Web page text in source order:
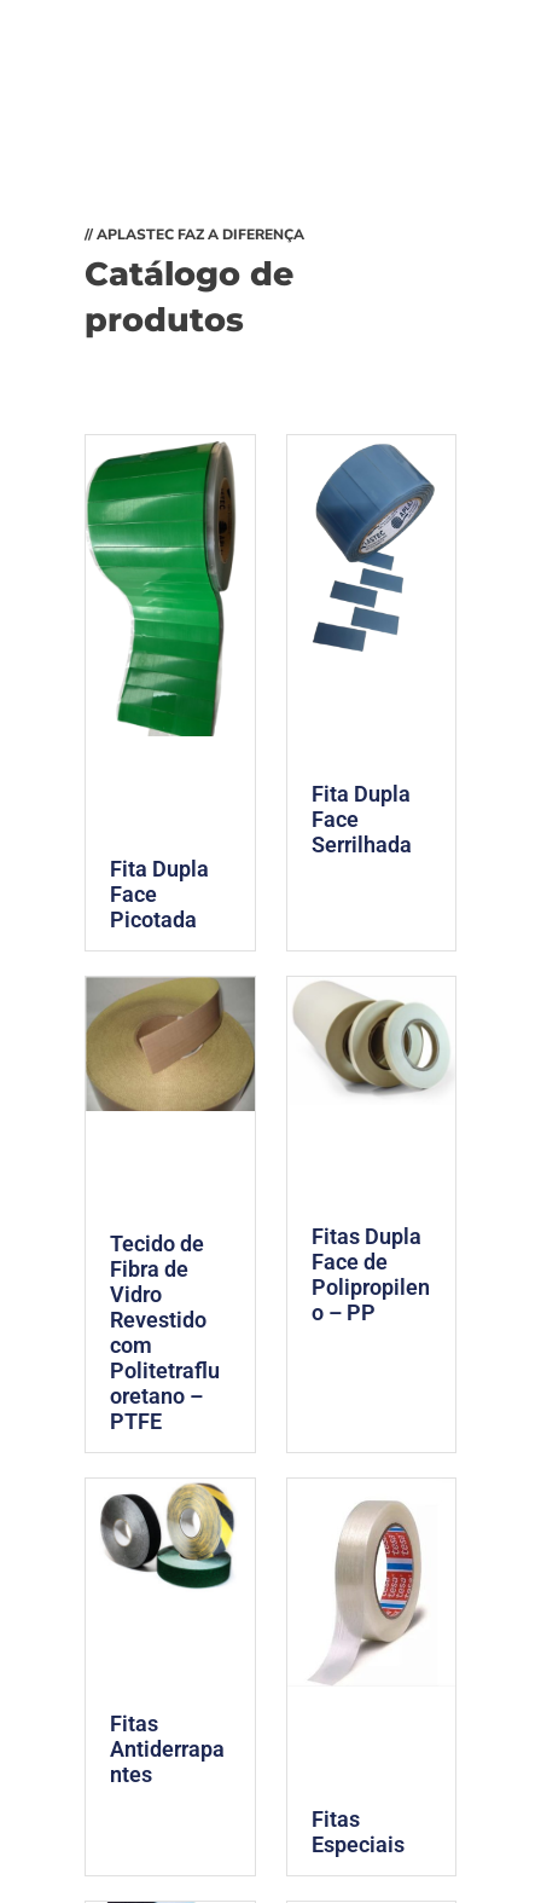
// APLASTEC FAZ A DIFERENÇA
Catálogo de
produtos
Fita Dupla
Face
Picotada
Fita Dupla
Face
Serrilhada
Tecido de
Fibra de
Vidro
Revestido
com
Politetraflu
oretano –
PTFE
Fitas Dupla
Face de
Polipropilen
o – PP
Fitas
Antiderrapa
ntes
Fitas
Especiais